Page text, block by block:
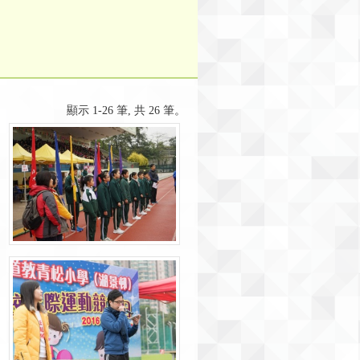
顯示 1-26 筆, 共 26 筆。